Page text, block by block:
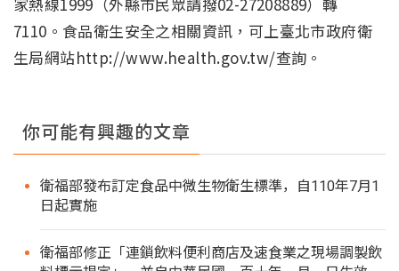
7110。食品衛生安全之相關資訊，可上臺北市政府衛
生局網站http://www.health.gov.tw/查詢。
你可能有興趣的文章
衛福部發布訂定食品中微生物衛生標準，自110年7月1
日起實施
衛福部修正「連鎖飲料便利商店及速食業之現場調製飲